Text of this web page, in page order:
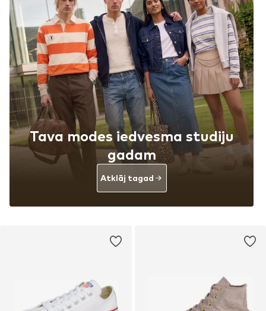
Tava modes iedvesma studiju
gadam
Atklāj tagad